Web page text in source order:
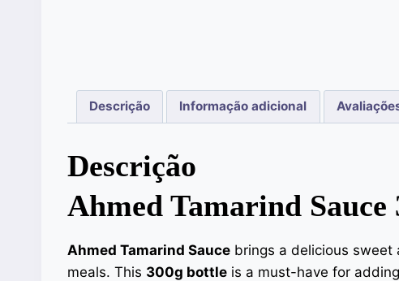
Descrição Informação adicional
Descrição
Ahmed Tamarind Sauce
Ahmed Tamarind Sauce brings a delicious
meals. This 300g bottle is a must-have for